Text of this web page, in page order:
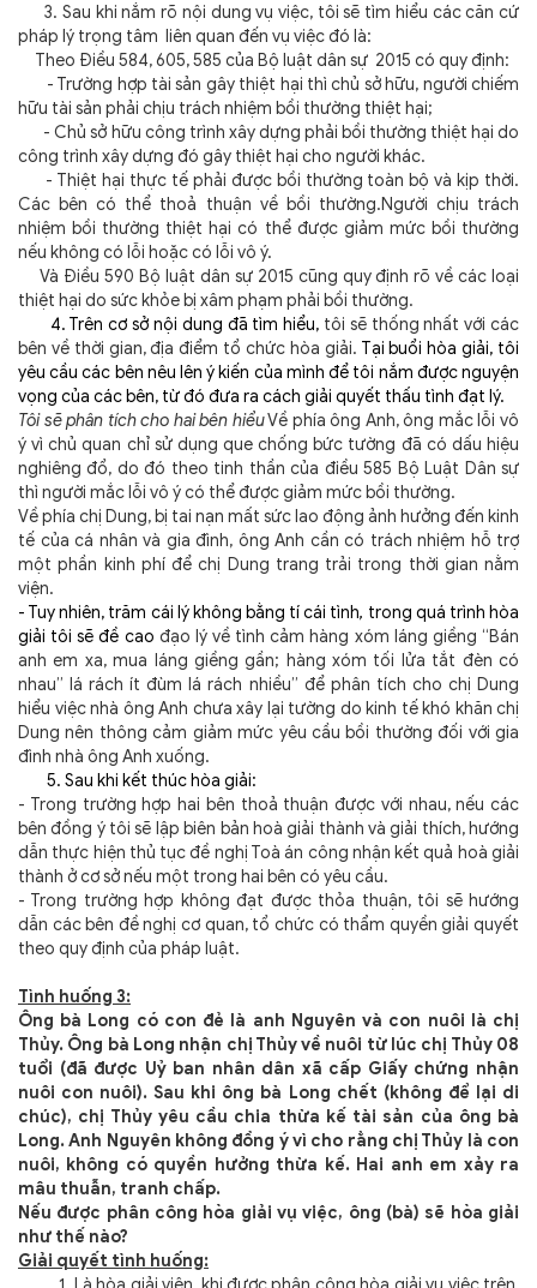
3. Sau khi nắm rõ nội dung vụ việc, tôi sẽ tìm hiểu các căn cứ
pháp lý trọng tâm liên quan đến vụ việc đó là:
Theo Điều 584, 605, 585 của Bộ luật dân sự 2015 có quy định:
- Trường hợp tài sản gây thiệt hại thì chủ sở hữu, người chiếm
hữu tài sản phải chịu trách nhiệm bồi thường thiệt hại;
-Chủ sở hữu công trình xây dựng phải bồi thường thiệt hại do
công trình xây dựng đó gây thiệt hại cho người khác.
- Thiệt hại thực tế phải được bồi thường toàn bộ và kịp thời.
Các bên có thể thoả thuận về bồi thường.Người chịu trách
nhiệm bồi thường thiệt hại có thể được giảm mức bồi thường
nếu không có lỗi hoặc có lỗi vô ý.
Và Điều 590 Bộ luật dân sự 2015 cũng quy định rõ về các loại
thiệt hại do sức khỏe bị xâm phạm phải bồi thường.
4. Trên cơ sở nội dung đã tìm hiểu, tôi sẽ thống nhất với các
bên về thời gian, địa điểm tổ chức hòa giải. Tại buổi hòa giải, tôi
yêu cầu các bên nêu lên ý kiến của mình để tôi nắm được nguyện
vọng của các bên, từ đó đưa ra cách giải quyết thấu tình đạt lý.
Tôi sẽ phân tích cho hai bên hiểuVề phía ông Anh, ông mắc lỗi vô
ý vì chủ quan chỉ sử dụng que chống bức tường đã có dấu hiệu
nghiêng đổ, do đó theo tinh thần của điều 585 Bộ Luật Dân sự
thì người mắc lỗi vô ý có thể được giảm mức bồi thường.
Về phía chị Dung, bị tai nạn mất sức lao động ảnh hưởng đến kinh
tế của cá nhân và gia đình, ông Anh cần có trách nhiệm hỗ trợ
một phần kinh phí để chị Dung trang trải trong thời gian nằm
viện.
- Tuy nhiên, trăm cái lý không bằng tí cái tình, trong quá trình hòa
giải tôi sẽ đề cao đạo lývề tình cảm hàng xóm láng giềng “Bán
anh em xa, mua láng giềng gần; hàng xóm tối lửa tắt đèn có
nhau” lá rách ít đùm lá rách nhiều” để phân tích cho chị Dung
hiểu việc nhà ông Anh chưa xây lại tường do kinh tế khó khăn chị
Dung nên thông cảm giảm mức yêu cầu bồi thường đối với gia
đình nhà ông Anh xuống.
5. Sau khi kết thúc hòa giải:
- Trong trường hợp hai bên thoả thuận được với nhau, nếu các
bên đồng ý tôi sẽ lập biên bản hoà giải thành và giải thích, hướng
dẫn thực hiện thủ tục đề nghị Toà án công nhận kết quả hoà giải
thành ở cơ sở nếu một trong hai bên có yêu cầu.
- Trong trường hợp không đạt được thỏa thuận, tôi sẽ hướng
dẫn các bên đề nghị cơ quan, tổ chức có thẩm quyền giải quyết
theo quy định của pháp luật.
Tình huống 3:
Ông bà Long có con đẻ là anh Nguyên và con nuôi là chị
Thủy. Ông bà Long nhận chị Thủy về nuôi từ lúc chị Thủy 08
tuổi (đã được Uỷ ban nhân dân xã cấp Giấy chứng nhận
nuôi con nuôi). Sau khi ông bà Long chết (không để lại di
chúc), chị Thủy yêu cầu chia thừa kế tài sản của ông bà
Long. Anh Nguyên không đồng ý vì cho rằng chị Thủy là con
nuôi, không có quyền hưởng thừa kế. Hai anh em xảy ra
mâu thuẫn, tranh chấp.
Nếu được phân công hòa giải vụ việc, ông (bà) sẽ hòa giải
như thế nào?
Giải quyết tình huống: